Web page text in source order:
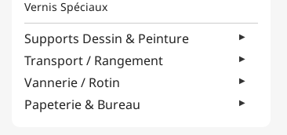
Vernis Spéciaux
Supports Dessin & Peinture
Transport / Rangement
Vannerie / Rotin
Papeterie & Bureau